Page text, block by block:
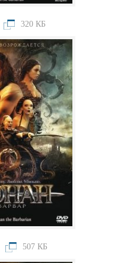
320 КБ
507 КБ